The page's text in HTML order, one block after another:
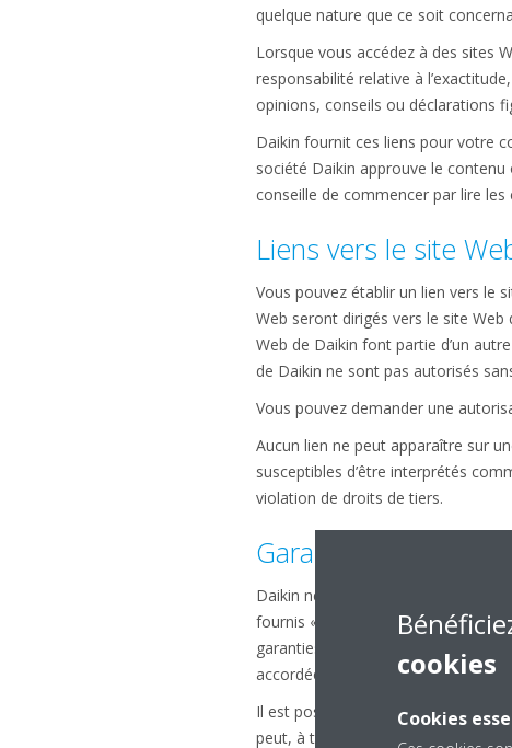
quelque nature que ce soit
Lorsque vous accédez à des sites
responsabilité relative à
opinions, conseils ou déclarations
Daikin fournit ces liens pour votre
société Daikin approuve le contenu
conseille de commencer par lire
Liens vers le site
Vous pouvez établir un lien vers le
Web seront dirigés vers le site
Web de Daikin font partie d’un
de Daikin ne sont pas autorisés
Vous pouvez demander une
Aucun lien ne peut apparaître sur
susceptibles d’être interprétés
violation de droits de tiers.
Garantie et déni de
Daikin ne garantit en aucun cas un
fournis « tels quels », et aucune
garanties de titre ou de non-
accordée quant à la disponibilité,
Il est possible que le site Web
peut, à tout moment et sans
cookies
Cookies